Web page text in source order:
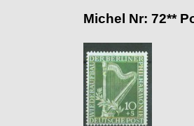
Michel Nr: 72**